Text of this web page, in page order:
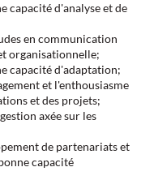
capacité d'analyse et de
en communication
organisationnelle;
capacité d'adaptation;
et l'enthousiasme
et des projets;
axée sur les
de partenariats et
capacité